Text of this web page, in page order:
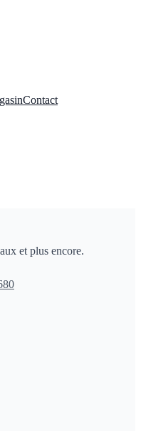
Contact
et plus encore.